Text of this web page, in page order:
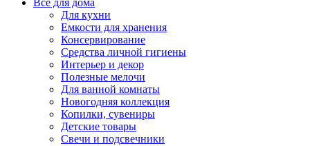
Все для дома
Для кухни
Емкости для хранения
Консервирование
Средства личной гигиены
Интерьер и декор
Полезные мелочи
Для ванной комнаты
Новогодняя коллекция
Копилки, сувениры
Детские товары
Свечи и подсвечники